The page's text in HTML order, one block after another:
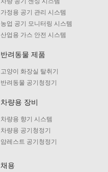
가정용 공기 관리 시스템
농업 공기 모니터링 시스템
산업용 가스 안전 시스템
반려동물 제품
고양이 화장실 탈취기
반려동물 공기청정기
차량용 장비
차량용 향기 시스템
차량용 공기청정기
암레스트 공기청정기
채용